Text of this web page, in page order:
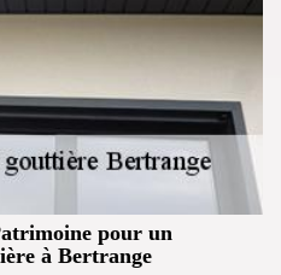
pour un
à Bertrange